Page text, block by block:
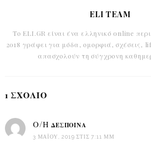
ELI TEAM
Το ELI.GR είναι ένα ελληνικό online
2018 γράφει για μόδα, ομορφιά, σχέσεις,
απασχολούν τη σύγχρονη
1 ΣΧΌΛΙΟ
Ο/ΗΔΈΣΠΟΙΝΑ
3 ΜΑΪ́ΟΥ, 2019 ΣΤΙΣ 7:11 ΜΜ